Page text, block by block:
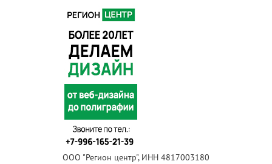
ООО "Регион центр", ИНН 4817003180